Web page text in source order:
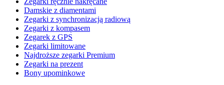
Damskie z diamentami
Zegarki z synchronizacją radiową
Zegarki z kompasem
Zegarek z GPS
Zegarki limitowane
Najdroższe zegarki Premium
Zegarki na prezent
Bony upominkowe